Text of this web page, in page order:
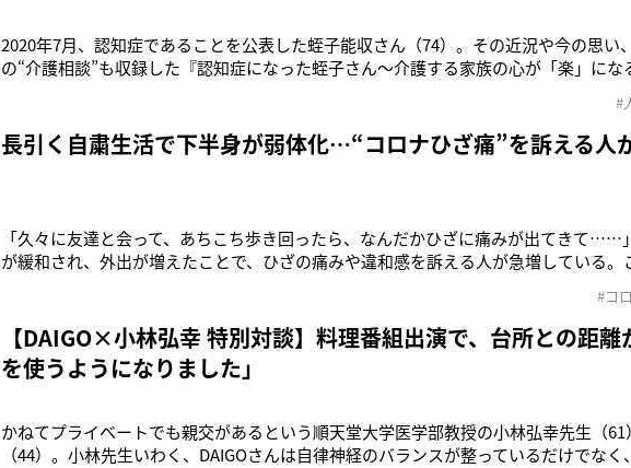
2020年7月、認知症であることを公表した蛭子能収さん（74）。その近況や今の思い
の“介護相談”も収録した『認知症になった蛭子さん～介護する家族の心が「楽」にな
職を希望していましたが、営業職にまわされて……。ノルマを達成するのが難しいし
#
長引く自粛生活で下半身が弱体化…“コロナひざ痛”を訴える人
「久々に友達と会って、あちこち歩き回ったら、なんだかひざに痛みが出てきて
が緩和され、外出が増えたことで、ひざの痛みや違和感を訴える人が急増している。
#コ
【DAIGO×小林弘幸 特別対談】料理番組出演で、台所との距
を使うようになりました」
かねてプライベートでも親交があるという順天堂大学医学部教授の小林弘幸先生（61
（44）。小林先生いわく、DAIGOさんは自律神経のバランスが整っているだけでな